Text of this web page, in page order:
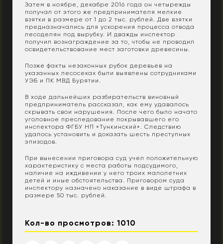
Затем в ноябре, декабре 2016 года он четырежды
получал от этого же предпринимателя мелкие
взятки в размере от 1 до 2 тыс. рублей. Две взятки
предназначались для ускорения процесса отвода
лесоделян под вырубку. И дважды инспектор
получил вознаграждение за то, чтобы не проводил
освидетельствование мест заготовки древесины.
Позже факты незаконных рубок деревьев на
указанных лесосеках были выявлены сотрудниками
УЭБ и ПК МВД Бурятии.
В ходе дальнейших разбирательств виновный
предприниматель рассказал, как ему удавалось
скрывать свои нарушения. После чего было начато
уголовное преследование покрывавшего его
инспектора ФГБУ НП «Тункинский». Следствию
удалось установить и доказать шесть преступных
эпизодов.
При вынесении приговора суд учел положительную
характеристику с места работы подсудимого,
наличие на иждивении у него троих малолетних
детей и иные обстоятельства. Приговором суда
инспектору назначено наказание в виде штрафа в
размере 50 тыс. рублей.
Кол-во просмотров: 1010